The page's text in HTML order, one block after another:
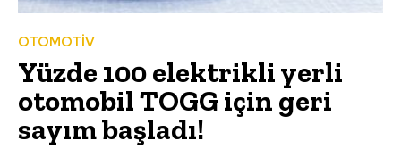
OTOMOTİV
Yüzde 100 elektrikli yerli
otomobil TOGG için geri
sayım başladı!